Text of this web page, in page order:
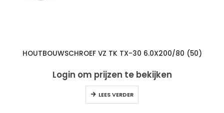
HOUTBOUWSCHROEF VZ TK TX-30 6.0X200/80 (50)
Login om prijzen te bekijken
LEES VERDER